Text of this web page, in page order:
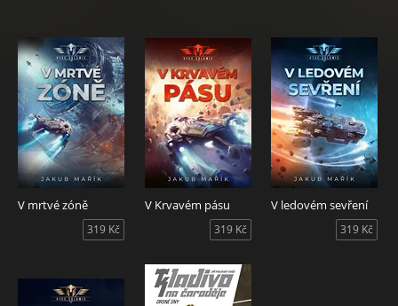
V mrtvé zóně
319 Kč
V Krvavém pásu
319 Kč
V ledovém sevření
319 Kč